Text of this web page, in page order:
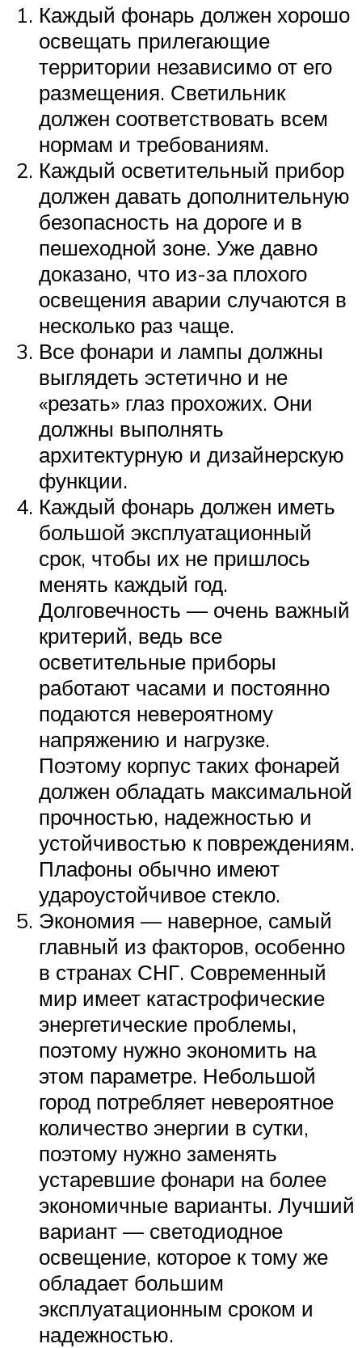
Каждый фонарь должен хорошо
освещать прилегающие
территории независимо от его
размещения. Светильник
должен соответствовать всем
нормам и требованиям.
Каждый осветительный прибор
должен давать дополнительную
безопасность на дороге и в
пешеходной зоне. Уже давно
доказано, что из-за плохого
освещения аварии случаются в
несколько раз чаще.
Все фонари и лампы должны
выглядеть эстетично и не
«резать» глаз прохожих. Они
должны выполнять
архитектурную и дизайнерскую
функции.
Каждый фонарь должен иметь
большой эксплуатационный
срок, чтобы их не пришлось
менять каждый год.
Долговечность — очень важный
критерий, ведь все
осветительные приборы
работают часами и постоянно
подаются невероятному
напряжению и нагрузке.
Поэтому корпус таких фонарей
должен обладать максимальной
прочностью, надежностью и
устойчивостью к повреждениям.
Плафоны обычно имеют
удароустойчивое стекло.
Экономия — наверное, самый
главный из факторов, особенно
в странах СНГ. Современный
мир имеет катастрофические
энергетические проблемы,
поэтому нужно экономить на
этом параметре. Небольшой
город потребляет невероятное
количество энергии в сутки,
поэтому нужно заменять
устаревшие фонари на более
экономичные варианты. Лучший
вариант — светодиодное
освещение, которое к тому же
обладает большим
эксплуатационным сроком и
надежностью.